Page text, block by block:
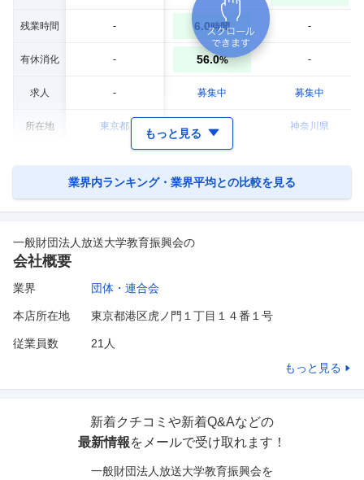
残業時間
有休消化
求人
所在地
-
-
-
東京都
6.0時間
56.0%
募集中
東京都
-
-
募集中
神奈川県
もっと見る
業界内ランキング・業界平均との比較を見る
一般財団法人放送大学教育振興会の
会社概要
業界 団体・連合会
本店所在地 東京都港区虎ノ門１丁目１４番１号
従業員数
21人
もっと見る
新着クチコミや新着Q&Aなどの
最新情報をメールで受け取れます！
一般財団法人放送大学教育振興会を